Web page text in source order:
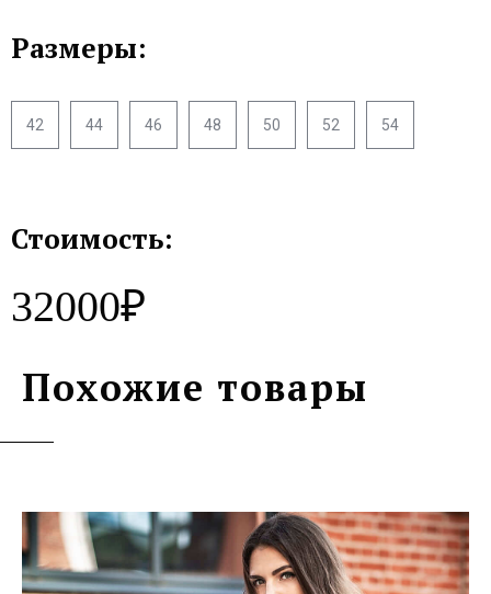
Размеры:
42 44 46 48 50 52 54
Стоимость:
32000₽
Похожие товары